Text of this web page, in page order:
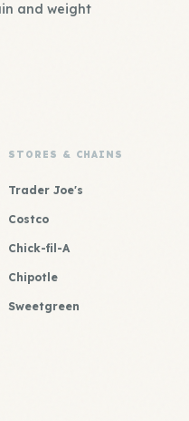
and weight
STORES & CHAINS
Trader Joe's
Costco
Chick-fil-A
Chipotle
Sweetgreen